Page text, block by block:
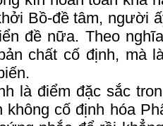
Bồ-đề tâm, người
đề nữa. Theo nghĩa
chất cố định, mà
là điểm đặc sắc
không cố định hóa